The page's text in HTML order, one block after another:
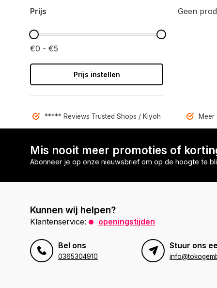
Prijs
€0 - €5
Prijs instellen
Geen
***** Reviews Trusted Shops / Kiyoh
Mis nooit meer promoties of
Abonneer je op onze nieuwsbrief om op de hoogte te
Kunnen wij helpen?
Klantenservice: openingstijden
Bel ons
0365304910
Stuur ons